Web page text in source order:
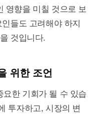
영향을 미칠 것으로 보
들도 고려해야 하지
것입니다.
위한 조언
요한 기회가 될 수 있습
투자하고, 시장의 변